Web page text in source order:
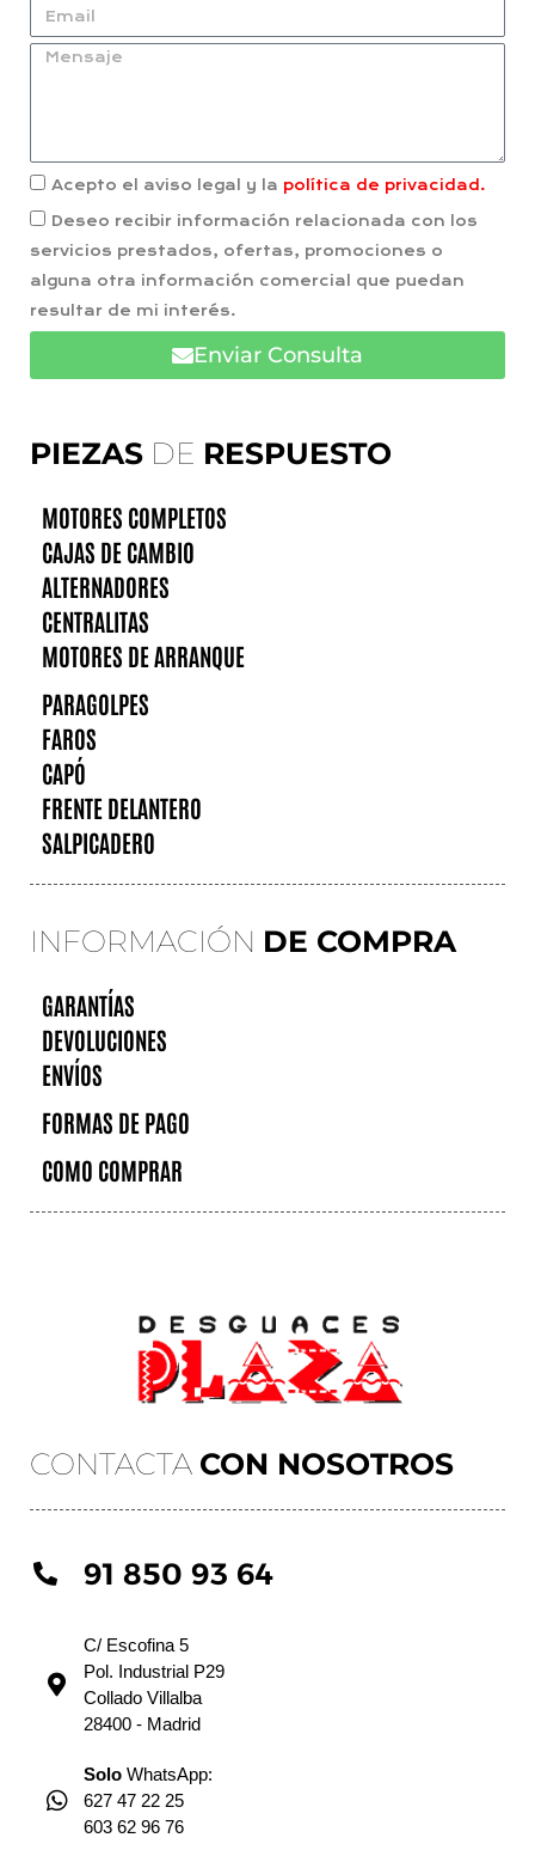
CONTACTA CON NOSOTROS
91 850 93 64
C/ Escofina 5
Pol. Industrial P29
Collado Villalba
28400 - Madrid
Solo WhatsApp:
627 47 22 25
603 62 96 76
PIEZAS DE RESPUESTO
MOTORES COMPLETOS
CAJAS DE CAMBIO
ALTERNADORES
CENTRALITAS
MOTORES DE ARRANQUE
PARAGOLPES
FAROS
CAPÓ
FRENTE DELANTERO
SALPICADERO
INFORMACIÓN DE COMPRA
GARANTÍAS
DEVOLUCIONES
ENVÍOS
FORMAS DE PAGO
COMO COMPRAR
Acepto el aviso legal y la política de privacidad.
Deseo recibir información relacionada con los
servicios prestados, ofertas, promociones o
alguna otra información comercial que puedan
resultar de mi interés.
Enviar Consulta